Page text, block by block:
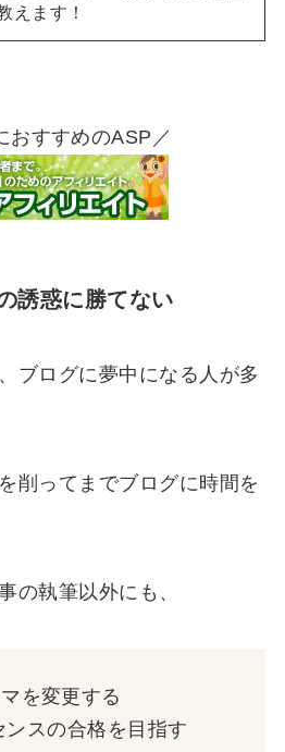
えます！
おすすめのASP／
誘惑に勝てない
ブログに夢中になる人が多
削ってまでブログに時間を
の執筆以外にも、
を変更する
スの合格を目指す